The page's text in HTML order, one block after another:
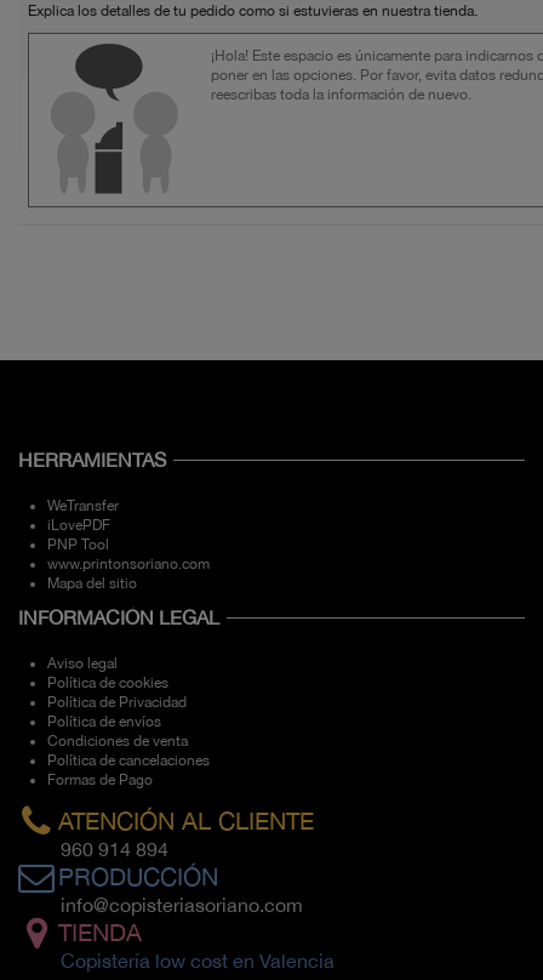
Explica los detalles de tu pedido como si estuvieras en nuestra tienda.
HERRAMIENTAS
WeTransfer
iLovePDF
PNP Tool
www.printonsoriano.com
Mapa del sitio
INFORMACIÓN LEGAL
Aviso legal
Política de cookies
Política de Privacidad
Política de envíos
Condiciones de venta
Política de cancelaciones
Formas de Pago
ATENCIÓN AL CLIENTE
960 914 894
PRODUCCIÓN
info@copisteriasoriano.com
TIENDA
Copistería low cost en Valencia